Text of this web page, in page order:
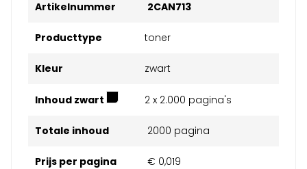
Artikelnummer 2CAN713
Producttype toner
Kleur zwart
Inhoud zwart 2 x 2.000 pagina's
Totale inhoud 2000 pagina
Prijs per pagina € 0,019